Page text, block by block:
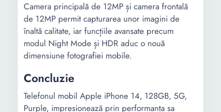
Camera principală de 12MP și camera frontală
de 12MP permit capturarea unor imagini de
înaltă calitate, iar funcțiile avansate precum
modul Night Mode și HDR aduc o nouă
dimensiune fotografiei mobile.
Concluzie
Telefonul mobil Apple iPhone 14, 128GB, 5G,
Purple, impresionează prin performanța sa